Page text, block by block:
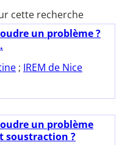
cette recherche
un problème ?
; IREM de Nice
un problème
soustraction ?